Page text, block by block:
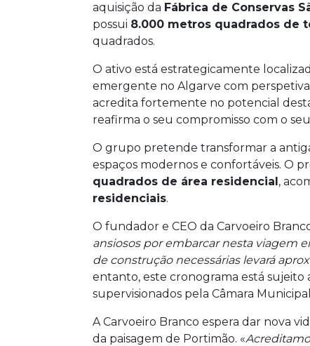
aquisição da Fábrica de Conservas
possui 8.000 metros quadrados de
quadrados.
O ativo está estrategicamente
emergente no Algarve com
acredita fortemente no potencial
reafirma o seu compromisso com o
O grupo pretende transformar a
espaços modernos e confortáveis. O
quadrados de área residencial,
residenciais.
O fundador e CEO da Carvoeiro
ansiosos por embarcar nesta viagem
de construção necessárias levará
entanto, este cronograma está sujeito
supervisionados pela Câmara
A Carvoeiro Branco espera dar nova
da paisagem de Portimão. «